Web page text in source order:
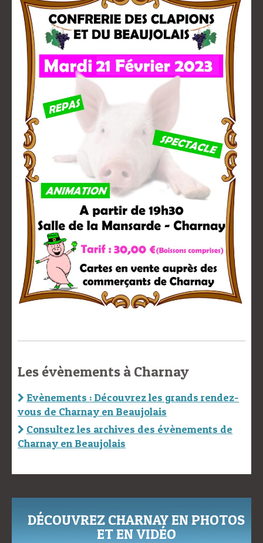
Les évènements à Charnay
Evènements : Découvrez les grands rendez-
vous de Charnay en Beaujolais
Consultez les archives des évènements de
Charnay en Beaujolais
DÉCOUVREZ CHARNAY EN PHOTOS
ET EN VIDÉO